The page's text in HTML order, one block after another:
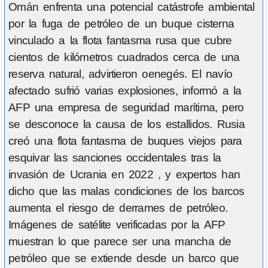
Omán enfrenta una potencial catástrofe ambiental
por la fuga de petróleo de un buque cisterna
vinculado a la flota fantasma rusa que cubre
cientos de kilómetros cuadrados cerca de una
reserva natural, advirtieron oenegés. El navío
afectado sufrió varias explosiones, informó a la
AFP una empresa de seguridad marítima, pero
se desconoce la causa de los estallidos. Rusia
creó una flota fantasma de buques viejos para
esquivar las sanciones occidentales tras la
invasión de Ucrania en 2022 , y expertos han
dicho que las malas condiciones de los barcos
aumenta el riesgo de derrames de petróleo.
Imágenes de satélite verificadas por la AFP
muestran lo que parece ser una mancha de
petróleo que se extiende desde un barco que